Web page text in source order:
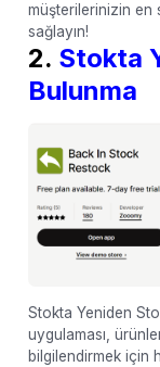
müşterilerinizin en
sağlayın!
2. Stokta
Bulunma
Stokta Yeniden
uygulaması,
bilgilendirmek için